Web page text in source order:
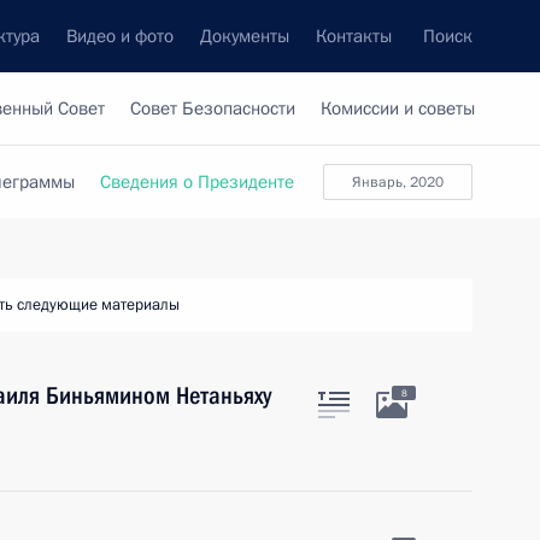
Видео и фото Документы Контакты Поиск
Совет Совет Безопасности Комиссии и советы
январь, 2020
Сведения о Президенте
следующие материалы
Биньямином Нетаньяху 8